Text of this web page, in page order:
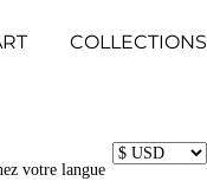
COLLECTIONS
votre langue